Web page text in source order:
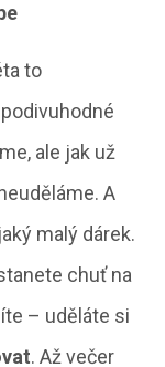
to
ale jak už
A
malý dárek.
chuť na
– uděláte si
. Až večer